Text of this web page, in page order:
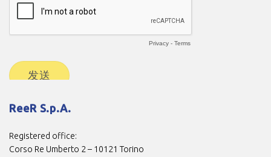
ReeR S.p.A.
Registered office:
Corso Re Umberto 2 – 10121 Torino